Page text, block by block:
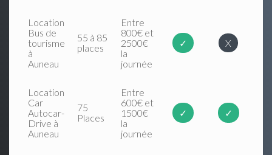
Location
Bus de
tourisme
à
Auneau
55 à 85
places
Entre
800€ et
2500€
la
journée
✓ X
Location
Car
Autocar-
Drive à
Auneau
75
Places
Entre
600€ et
1500€
la
journée
✓ ✓